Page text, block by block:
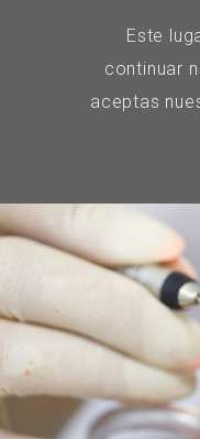
Este
continuar
aceptas